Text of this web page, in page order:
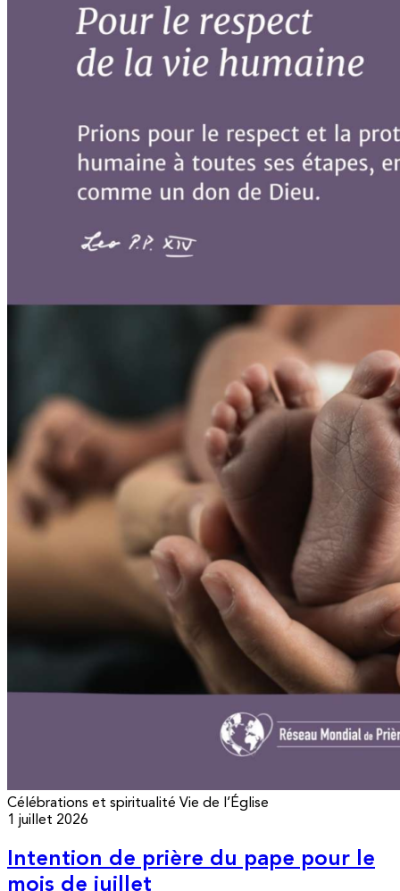
Célébrations et spiritualité Vie de l’Église
1 juillet 2026
Intention de prière du pape pour le
mois de juillet